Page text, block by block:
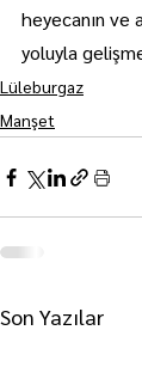
heyecanın ve
yoluyla
Lüleburgaz
Manşet
Son Yazılar